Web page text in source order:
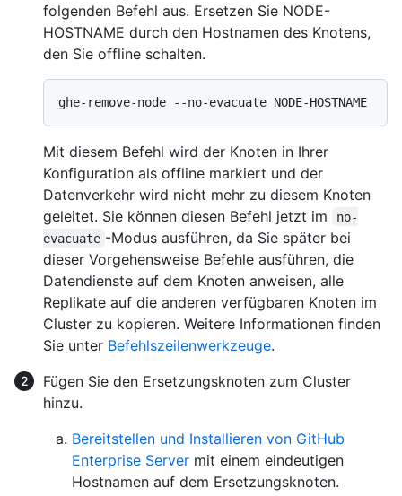
folgenden Befehl aus. Ersetzen Sie NODE-
HOSTNAME durch den Hostnamen des Knotens,
den Sie offline schalten.
Mit diesem Befehl wird der Knoten in Ihrer
Konfiguration als offline markiert und der
Datenverkehr wird nicht mehr zu diesem Knoten
geleitet. Sie können diesen Befehl jetzt im
no-
evacuate -Modus ausführen, da Sie später bei
dieser Vorgehensweise Befehle ausführen, die
Datendienste auf dem Knoten anweisen, alle
Replikate auf die anderen verfügbaren Knoten im
Cluster zu kopieren. Weitere Informationen finden
Sie unter Befehlszeilenwerkzeuge.
Fügen Sie den Ersetzungsknoten zum Cluster
hinzu.
Bereitstellen und Installieren von GitHub
Enterprise Server mit einem eindeutigen
Hostnamen auf dem Ersetzungsknoten.